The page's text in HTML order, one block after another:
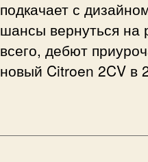
подкачает с
шансы вернуться на
всего, дебют
новый Citroen 2CV в